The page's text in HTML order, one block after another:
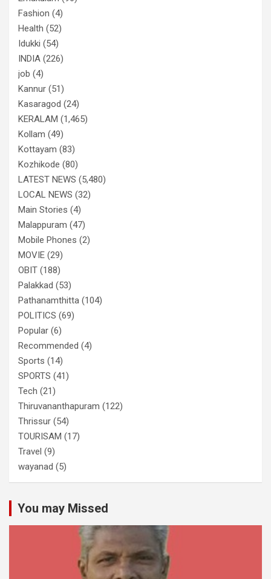
Fashion (4)
Health (52)
Idukki (54)
INDIA (226)
job (4)
Kannur (51)
Kasaragod (24)
KERALAM (1,465)
Kollam (49)
Kottayam (83)
Kozhikode (80)
LATEST NEWS (5,480)
LOCAL NEWS (32)
Main Stories (4)
Malappuram (47)
Mobile Phones (2)
MOVIE (29)
OBIT (188)
Palakkad (53)
Pathanamthitta (104)
POLITICS (69)
Popular (6)
Recommended (4)
Sports (14)
SPORTS (41)
Tech (21)
Thiruvananthapuram (122)
Thrissur (54)
TOURISAM (17)
Travel (9)
wayanad (5)
You may Missed